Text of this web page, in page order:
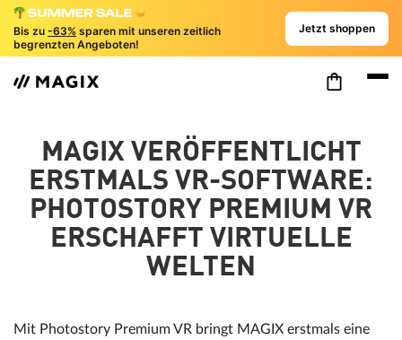
Bis zu -63% sparen mit unseren zeitlich
begrenzten Angeboten!
Jetzt shoppen
MAGIX VERÖFFENTLICHT
ERSTMALS VR-SOFTWARE:
PHOTOSTORY PREMIUM VR
ERSCHAFFT VIRTUELLE
WELTEN
Mit Photostory Premium VR bringt MAGIX erstmals eine